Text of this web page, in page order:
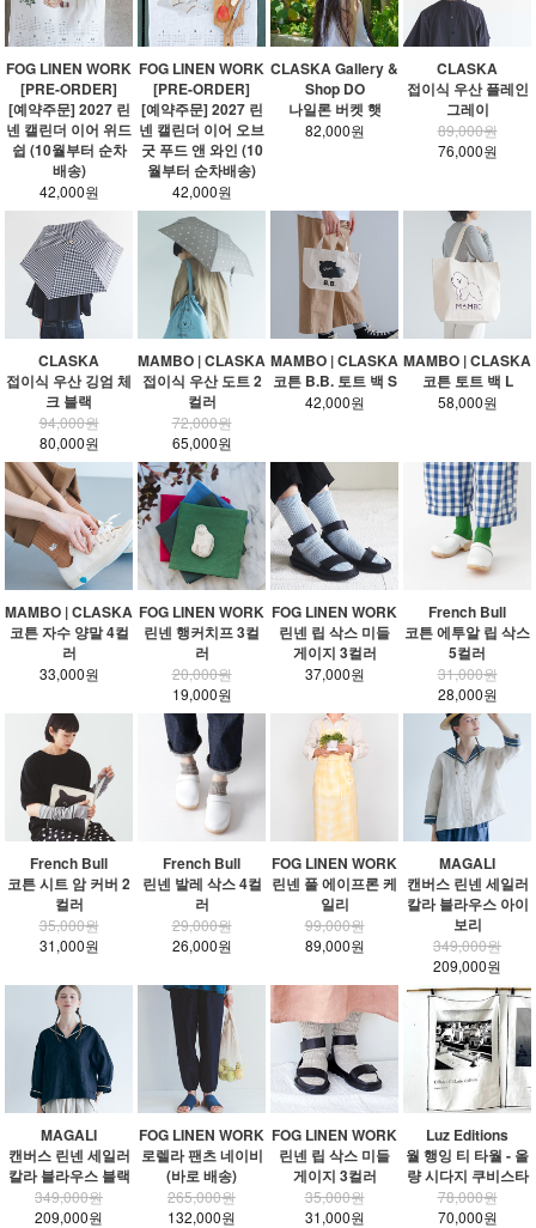
FOG LINEN WORK
[PRE-ORDER]
[예약주문] 2027 린
넨 캘린더 이어 위드
쉽 (10월부터 순차
배송)
42,000원
FOG LINEN WORK
[PRE-ORDER]
[예약주문] 2027 린
넨 캘린더 이어 오브
굿 푸드 앤 와인 (10
월부터 순차배송)
42,000원
CLASKA Gallery &
Shop DO
나일론 버켓 햇
82,000원
CLASKA
접이식 우산 플레인
그레이
89,000원
76,000원
CLASKA
접이식 우산 깅엄 체
크 블랙
94,000원
80,000원
MAMBO | CLASKA
접이식 우산 도트 2
컬러
72,000원
65,000원
MAMBO | CLASKA
코튼 B.B. 토트 백 S
42,000원
MAMBO | CLASKA
코튼 토트 백 L
58,000원
MAMBO | CLASKA
코튼 자수 양말 4컬
러
33,000원
FOG LINEN WORK
린넨 행커치프 3컬
러
20,000원
19,000원
FOG LINEN WORK
린넨 립 삭스 미들
게이지 3컬러
37,000원
French Bull
코튼 에투알 립 삭스
5컬러
31,000원
28,000원
French Bull
코튼 시트 암 커버 2
컬러
35,000원
31,000원
French Bull
린넨 발레 삭스 4컬
러
29,000원
26,000원
FOG LINEN WORK
린넨 풀 에이프론 케
일리
99,000원
89,000원
MAGALI
캔버스 린넨 세일러
칼라 블라우스 아이
보리
349,000원
209,000원
MAGALI
캔버스 린넨 세일러
칼라 블라우스 블랙
349,000원
209,000원
FOG LINEN WORK
로렐라 팬츠 네이비
(바로 배송)
265,000원
132,000원
FOG LINEN WORK
린넨 립 삭스 미들
게이지 3컬러
35,000원
31,000원
Luz Editions
월 행잉 티 타월 - 올
량 시다지 쿠비스타
78,000원
70,000원